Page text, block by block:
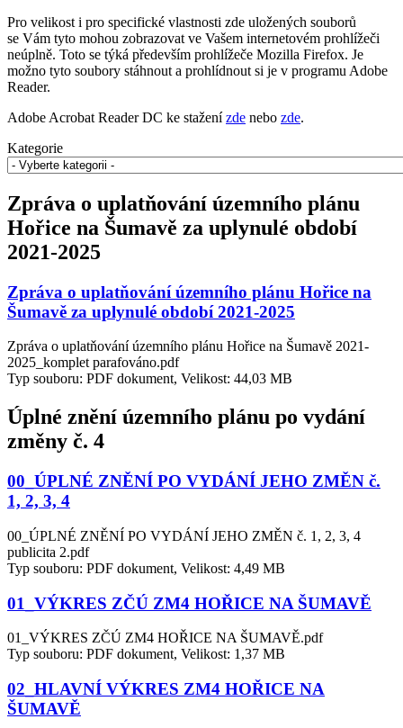
Pro velikost i pro specifické vlastnosti zde uložených souborů
se Vám tyto mohou zobrazovat ve Vašem internetovém prohlížeči
neúplně. Toto se týká především prohlížeče Mozilla Firefox. Je
možno tyto soubory stáhnout a prohlídnout si je v programu Adobe
Reader.
Adobe Acrobat Reader DC ke staženízde nebo zde.
Kategorie
Zpráva o uplatňování územního plánu
Hořice na Šumavě za uplynulé období
2021-2025
Zpráva o uplatňování územního plánu Hořice na
Šumavě za uplynulé období 2021-2025
Zpráva o uplatňování územního plánu Hořice na Šumavě 2021-
2025_komplet parafováno.pdf
Typ souboru: PDF dokument, Velikost: 44,03 MB
Úplné znění územního plánu po vydání
změny č. 4
00_ÚPLNÉ ZNĚNÍ PO VYDÁNÍ JEHO ZMĚN č.
1, 2, 3, 4
00_ÚPLNÉ ZNĚNÍ PO VYDÁNÍ JEHO ZMĚN č. 1, 2, 3, 4
publicita 2.pdf
Typ souboru: PDF dokument, Velikost: 4,49 MB
01_VÝKRES ZČÚ ZM4 HOŘICE NA ŠUMAVĚ
01_VÝKRES ZČÚ ZM4 HOŘICE NA ŠUMAVĚ.pdf
Typ souboru: PDF dokument, Velikost: 1,37 MB
02_HLAVNÍ VÝKRES ZM4 HOŘICE NA
ŠUMAVĚ